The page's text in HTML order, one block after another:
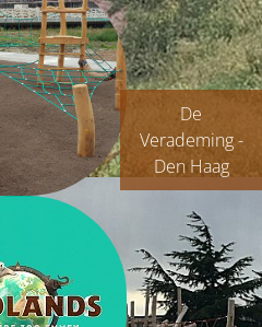
De
Verademing -
Den Haag